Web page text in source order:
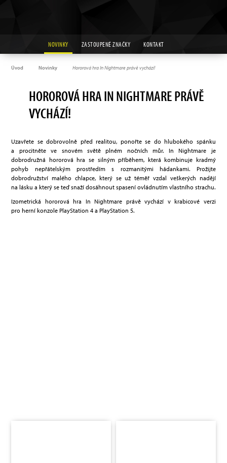
NOVINKY ZASTOUPENÉ ZNAČKY KONTAKT
Úvod Novinky Hororová hra In Nightmare právě vychází!
HOROROVÁ HRA IN NIGHTMARE PRÁVĚ
VYCHÁZÍ!
Uzavřete se dobrovolně před realitou, ponořte se do hlubokého spánku
a procitněte ve snovém světě plném nočních můr. In Nightmare je
dobrodružná hororová hra se silným příběhem, která kombinuje kradmý
pohyb nepřátelským prostředím s rozmanitými hádankami. Prožijte
dobrodružství malého chlapce, který se už téměř vzdal veškerých nadějí
na lásku a který se teď snaží dosáhnout spasení ovládnutím vlastního strachu.
Izometrická hororová hra In Nightmare právě vychází v krabicové verzi
pro herní konzole PlayStation 4 a PlayStation 5.